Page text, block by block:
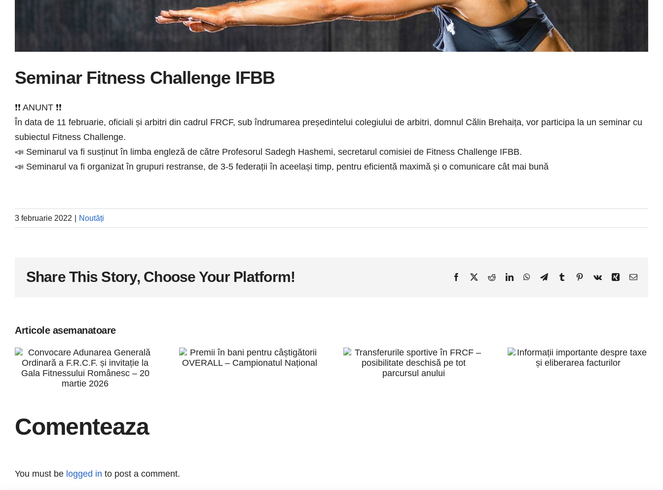
Seminar Fitness Challenge IFBB
❗❗ ANUNT ❗❗
În data de 11 februarie, oficiali și arbitri din cadrul FRCF, sub îndrumarea președintelui colegiului de arbitri, domnul Călin Brehaița, vor participa la un seminar cu
subiectul Fitness Challenge.
📣 Seminarul va fi susținut în limba engleză de către Profesorul Sadegh Hashemi, secretarul comisiei de Fitness Challenge IFBB.
📣 Seminarul va fi organizat în grupuri restranse, de 3-5 federații în aceelași timp, pentru eficientă maximă și o comunicare cât mai bună
3 februarie 2022 Noutăți
Share This Story, Choose Your Platform! Facebook
X RedditLinkedInWhatsApp
TelegramTumblrPinterest
Vk Xing E-
Articole asemanatoare
Convocare
Adunarea
Generală
F.R.C.F. și
invitație la Gala
Românesc – 20
Premii în bani
pentru
Transferurile
Informații
importante
Comenteaza
You must be logged in to post a comment.